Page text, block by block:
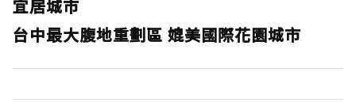
宜居城市
台中最大腹地重劃區 媲美國際花園城市